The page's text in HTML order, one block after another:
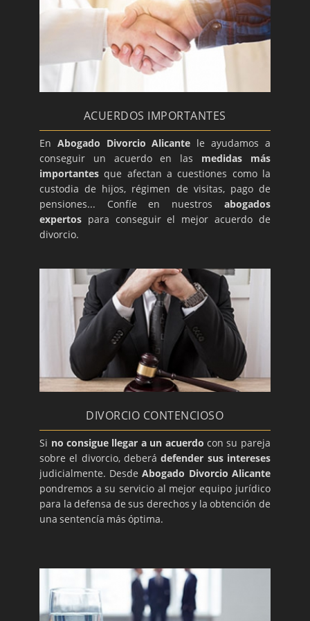
ACUERDOS IMPORTANTES
En Abogado Divorcio Alicante le ayudamos a
conseguir un acuerdo en las medidas más
importantesque afectan a cuestiones como la
custodia de hijos, régimen de visitas, pago de
pensiones... Confíe en nuestros abogados
expertos para conseguir el mejor acuerdo de
divorcio.
DIVORCIO CONTENCIOSO
Si no consigue llegar a un acuerdo con su pareja
sobre el divorcio, deberádefender sus intereses
judicialmente. DesdeAbogado Divorcio Alicante
pondremos a su servicio al mejor equipo jurídico
para la defensa de sus derechos y la obtención de
una sentencía más óptima.